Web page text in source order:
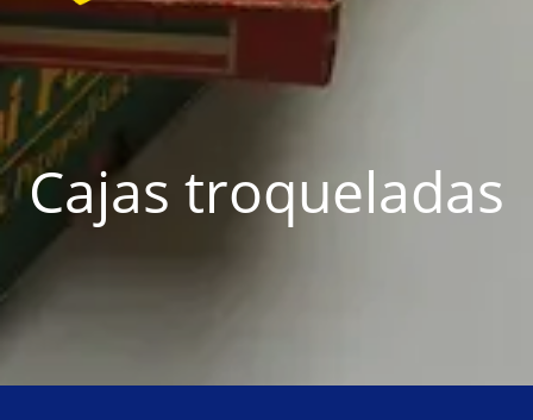
Cajas troqueladas